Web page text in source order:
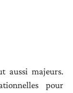
aussi majeurs.
pour